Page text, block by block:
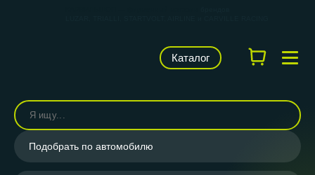
Каталог
Подобрать по автомобилю